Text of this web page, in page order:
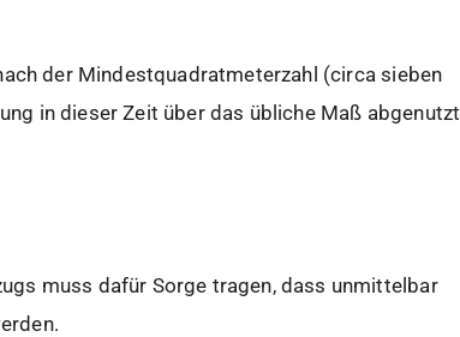
der Mindestquadratmeterzahl (circa sieben
in dieser Zeit über das übliche Maß abgenutzt
muss dafür Sorge tragen, dass unmittelbar